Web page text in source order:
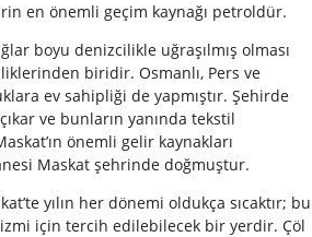
en önemli geçim kaynağı petroldür.
boyu denizcilikle uğraşılmış olması
biridir. Osmanlı, Pers ve
ev sahipliği de yapmıştır. Şehirde
ve bunların yanında tekstil
önemli gelir kaynakları
Maskat şehrinde doğmuştur.
yılın her dönemi oldukça sıcaktır; bu
için tercih edilebilecek bir yerdir. Çöl